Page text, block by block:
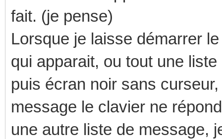
fait. (je pense)
Lorsque je laisse démarrer
qui apparait, ou tout une
puis écran noir sans
message le clavier ne
une autre liste de message,